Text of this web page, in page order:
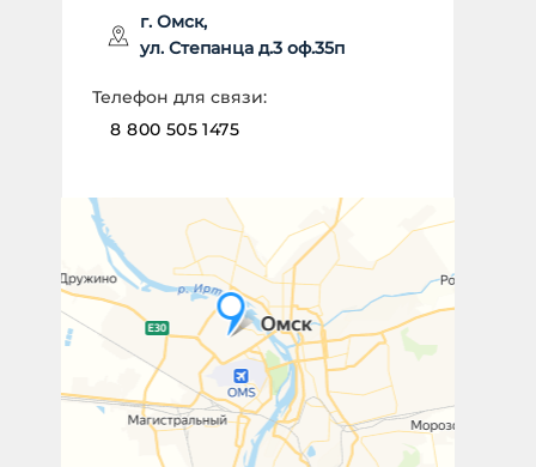
НОМЕР ТЕЛЕФОНА *
Отправить заявку
Даю согласие на
обработку
персональных данных
г. Омск,
ул. Степанца д.3 оф.35п
Телефон для связи:
8 800 505 1475